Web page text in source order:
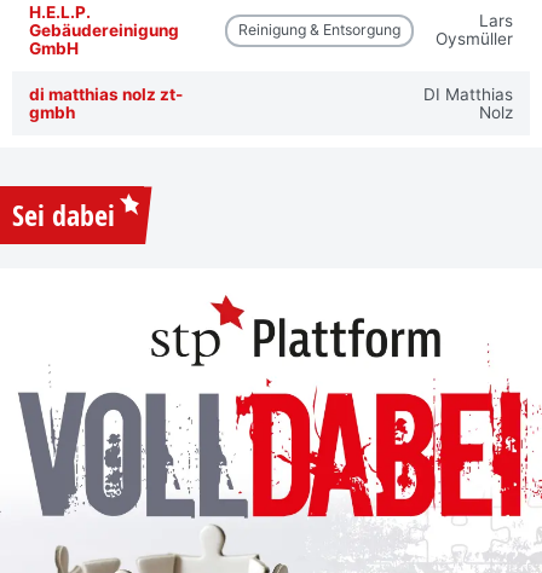
H.E.L.P.
Gebäudereinigung
GmbH
Reinigung & Entsorgung
Lars
Oysmüller
di matthias nolz zt-
gmbh
DI Matthias
Nolz
Sei dabei